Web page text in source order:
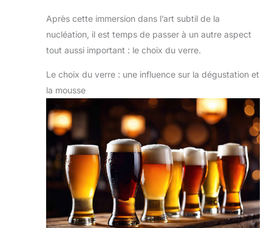
Après cette immersion dans l’art subtil de la
nucléation, il est temps de passer à un autre aspect
tout aussi important : le choix du verre.
Le choix du verre : une influence sur la dégustation et
la mousse